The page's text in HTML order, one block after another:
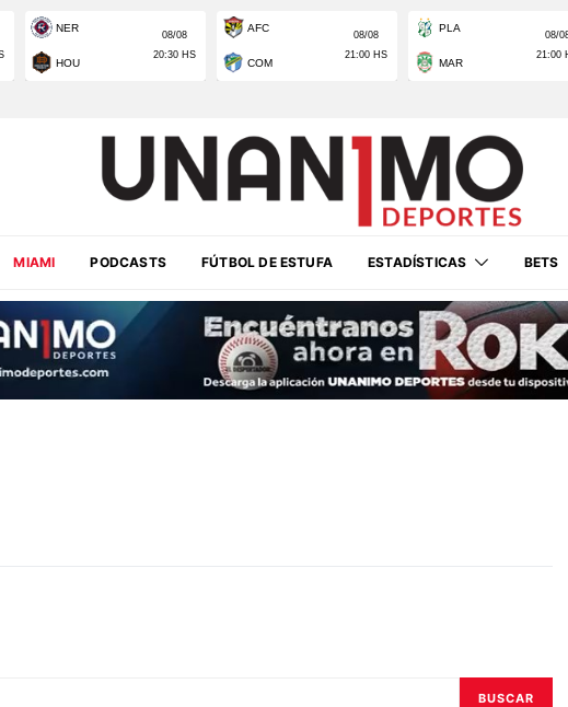
MIAMI PODCASTS FÚTBOL DE ESTUFA ESTADÍSTICAS BETS
BUSCAR